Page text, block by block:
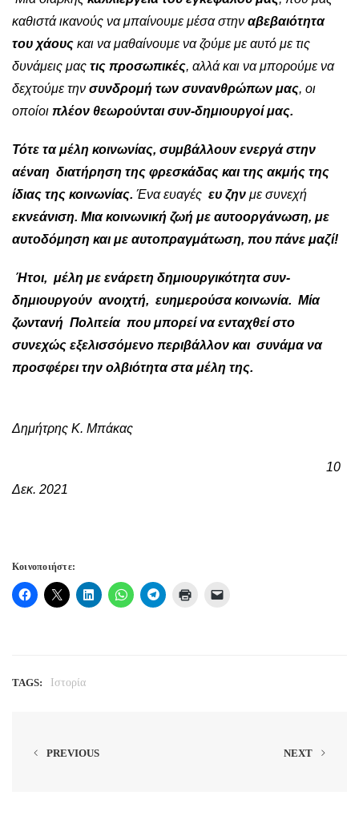
καθιστά ικανούς να μπαίνουμε μέσα στην αβεβαιότητα
του χάους και να μαθαίνουμε να ζούμε με αυτό με τις
δυνάμεις μας τις προσωπικές, αλλά και να μπορούμε να
δεχτούμε την συνδρομή των συνανθρώπων μας, οι
οποίοι πλέον θεωρούνται συν-δημιουργοί μας.
Τότε τα μέλη κοινωνίας, συμβάλλουν ενεργά στην
αέναη διατήρηση της φρεσκάδας και της ακμής της
ίδιας της κοινωνίας. Ένα ευαγές ευ ζην με συνεχή
εκνεάνιση. Μια κοινωνική ζωή με αυτοοργάνωση, με
αυτοδόμηση και με αυτοπραγμάτωση, που πάνε μαζί!
Ήτοι, μέλη με ενάρετη δημιουργικότητα συν-
δημιουργούν ανοιχτή, ευημερούσα κοινωνία. Μία
ζωντανή Πολιτεία που μπορεί να ενταχθεί στο
συνεχώς εξελισσόμενο περιβάλλον και συνάμα να
προσφέρει την ολβιότητα στα μέλη της.
Δημήτρης Κ. Μπάκας
10
Δεκ. 2021
Κοινοποιήστε:
TAGS: Ιστορία
PREVIOUS NEXT